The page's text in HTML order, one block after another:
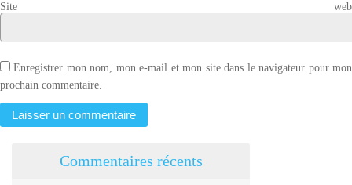
Site web
Enregistrer mon nom, mon e-mail et mon site dans le navigateur pour mon
prochain commentaire.
Commentaires récents